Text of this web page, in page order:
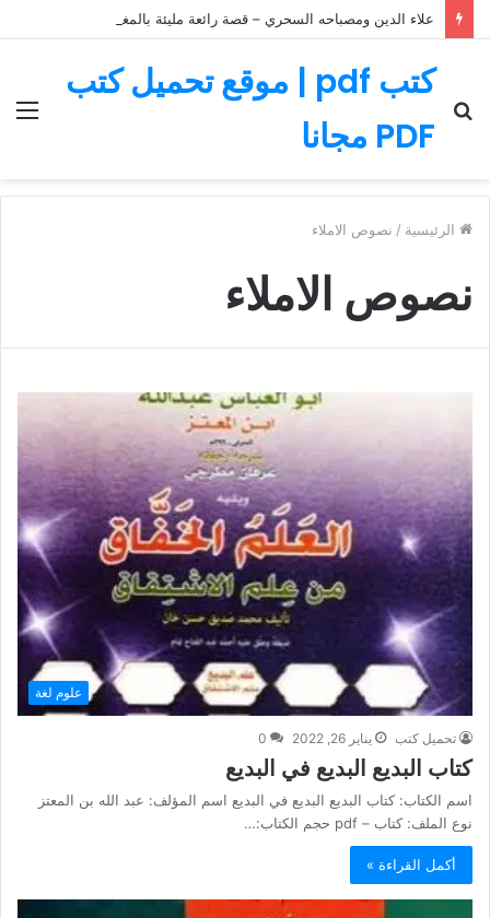
علاء الدين ومصباحه السحري – قصة رائعة مليئة بالمغامرات
كتب pdf | موقع تحميل كتب
PDF مجاناعن
الرئيسية / نصوص الاملاء
نصوص الاملاء
علوم لغة
تحميل كتب يناير 26, 2022 0
كتاب البديع البديع في البديع
اسم الكتاب: كتاب البديع البديع في البديع اسم المؤلف: عبد الله بن المعتز
نوع الملف: كتاب – pdf حجم الكتاب:…
أكمل القراءة »